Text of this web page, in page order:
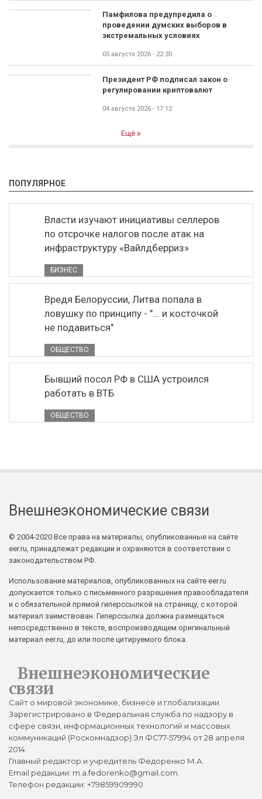
Памфилова предупредила о
проведении думских выборов в
экстремальных условиях
05 августа 2026 - 22:30
Президент РФ подписал закон о
регулировании криптовалют
04 августа 2026 - 17:12
Ещё
ПОПУЛЯРНОЕ
Власти изучают инициативы селлеров
по отсрочке налогов после атак на
инфраструктуру «Вайлдберриз»
БИЗНЕС
Вредя Белоруссии, Литва попала в
ловушку по принципу - "... и косточкой
не подавиться"
ОБЩЕСТВО
Бывший посол РФ в США устроился
работать в ВТБ
ОБЩЕСТВО
Внешнеэкономические связи
© 2004-2020 Все права на материалы, опубликованные на сайте
eer.ru, принадлежат редакции и охраняются в соответствии с
законодательством РФ.
Использование материалов, опубликованных на сайте eer.ru
допускается только с письменного разрешения правообладателя
и с обязательной прямой гиперссылкой на страницу, с которой
материал заимствован. Гиперссылка должна размещаться
непосредственно в тексте, воспроизводящем оригинальный
материал eer.ru, до или после цитируемого блока.
Внешнеэкономические
связи
Сайт о мировой экономике, бизнесе и глобализации
Зарегистрировано в Федеральная служба по надзору в
сфере связи, информационных технологий и массовых
коммуникаций (Роскомнадзор) Эл ФС77-57994 от 28 апреля
2014
Главный редактор и учредитель Федоренко М.А.
Email редакции: m.a.fedorenko@gmail.com.
Телефон редакции: +79859909990